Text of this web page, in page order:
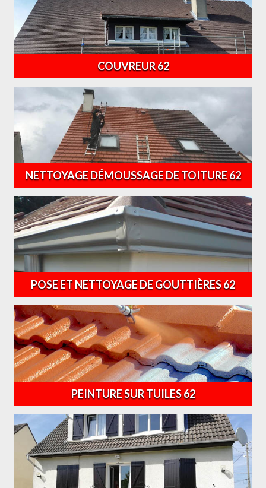
COUVREUR 62
NETTOYAGE DÉMOUSSAGE DE TOITURE 62
POSE ET NETTOYAGE DE GOUTTIÈRES 62
PEINTURE SUR TUILES 62